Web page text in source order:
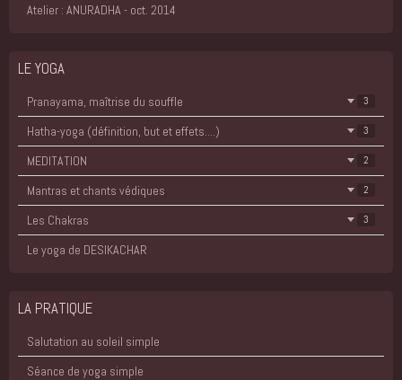
Atelier : ANURADHA - oct. 2014
LE YOGA
Pranayama, maîtrise du souffle 3
Hatha-yoga (définition, but et effets....) 3
MEDITATION 2
Mantras et chants védiques 2
Les Chakras 3
Le yoga de DESIKACHAR
LA PRATIQUE
Salutation au soleil simple
Séance de yoga simple